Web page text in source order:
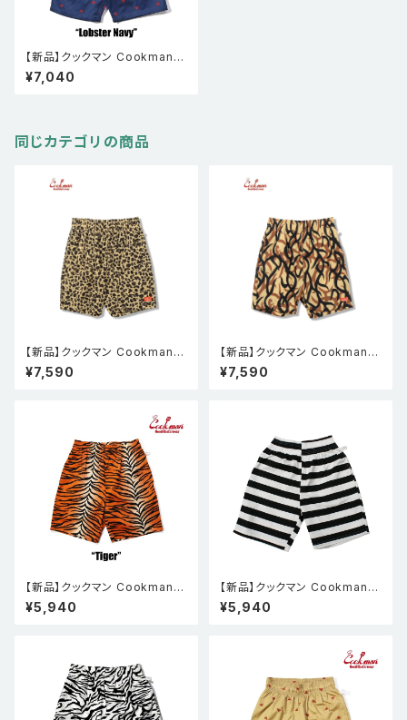
【新品】クックマン Cookman
シェフパンツ Chef Pants Sho
rt Embroidery Lobster Nav
¥7,040
同じカテゴリの商品
【新品】クックマン Cookman
シェフパンツ Chef Pants Sho
rt Light Leopard Beige
¥7,590
【新品】クックマン Cookman
シェフパンツ Chef Pants Sho
rt Light Tribal Camo
¥7,590
【新品】クックマン Cookman
シェフパンツ Chef Pants Sho
rt Tiger
¥5,940
【新品】クックマン Cookman
シェフパンツ Chef Pants Sho
rt Cargo Border
¥5,940